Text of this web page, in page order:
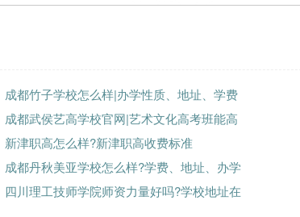
成都竹子学校怎么样|办学性质、地址、学费
成都武侯艺高学校官网|艺术文化高考班能高
新津职高怎么样?新津职高收费标准
成都丹秋美亚学校怎么样?学费、地址、办学
四川理工技师学院师资力量好吗?学校地址在